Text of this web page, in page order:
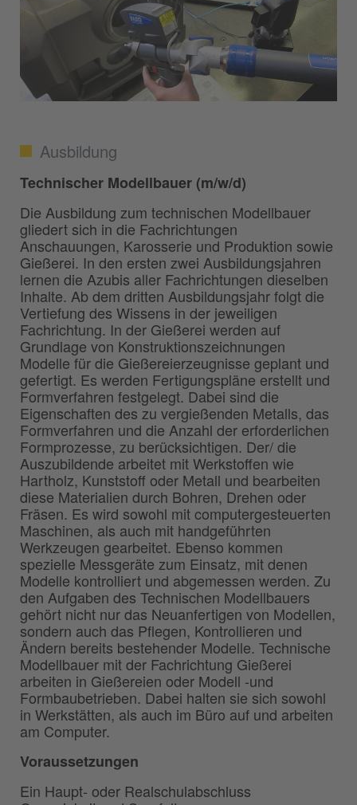
Ausbildung
Technischer Modellbauer (m/w/d)
Die Ausbildung zum technischen Modellbauer
gliedert sich in die Fachrichtungen
Anschauungen, Karosserie und Produktion sowie
Gießerei. In den ersten zwei Ausbildungsjahren
lernen die Azubis aller Fachrichtungen dieselben
Inhalte. Ab dem dritten Ausbildungsjahr folgt die
Vertiefung des Wissens in der jeweiligen
Fachrichtung. In der Gießerei werden auf
Grundlage von Konstruktionszeichnungen
Modelle für die Gießereierzeugnisse geplant und
gefertigt. Es werden Fertigungspläne erstellt und
Formverfahren festgelegt. Dabei sind die
Eigenschaften des zu vergießenden Metalls, das
Formverfahren und die Anzahl der erforderlichen
Formprozesse, zu berücksichtigen. Der/ die
Auszubildende arbeitet mit Werkstoffen wie
Hartholz, Kunststoff oder Metall und bearbeiten
diese Materialien durch Bohren, Drehen oder
Fräsen. Es wird sowohl mit computergesteuerten
Maschinen, als auch mit handgeführten
Werkzeugen gearbeitet. Ebenso kommen
spezielle Messgeräte zum Einsatz, mit denen
Modelle kontrolliert und abgemessen werden. Zu
den Aufgaben des Technischen Modellbauers
gehört nicht nur das Neuanfertigen von Modellen,
sondern auch das Pflegen, Kontrollieren und
Ändern bereits bestehender Modelle. Technische
Modellbauer mit der Fachrichtung Gießerei
arbeiten in Gießereien oder Modell -und
Formbaubetrieben. Dabei halten sie sich sowohl
in Werkstätten, als auch im Büro auf und arbeiten
am Computer.
Voraussetzungen
Ein Haupt- oder Realschulabschluss